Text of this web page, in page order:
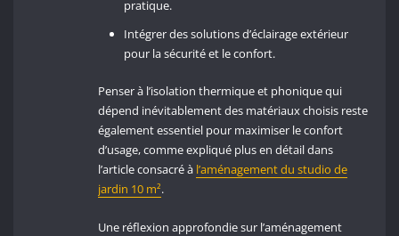
pratique.
Intégrer des solutions d’éclairage extérieur
pour la sécurité et le confort.
Penser à l’isolation thermique et phonique qui
dépend inévitablement des matériaux choisis reste
également essentiel pour maximiser le confort
d’usage, comme expliqué plus en détail dans
l’article consacré à l’aménagement du studio de
jardin 10 m².
Une réflexion approfondie sur l’aménagement